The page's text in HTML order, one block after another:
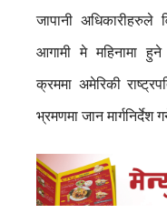
जापानी अधिकारीहरुले
आगामी मे महिनामा
क्रममा अमेरिकी
भ्रमणमा जान मार्गनिर्देश